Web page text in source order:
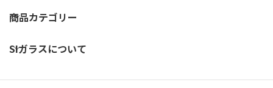
商品カテゴリー
SIガラスについて